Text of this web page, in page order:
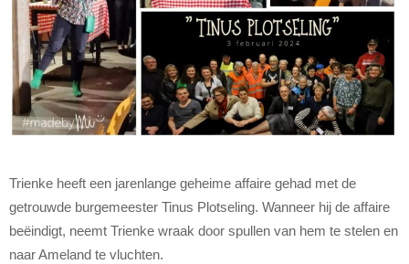
Trienke heeft een jarenlange geheime affaire gehad met de
getrouwde burgemeester Tinus Plotseling. Wanneer hij de affaire
beëindigt, neemt Trienke wraak door spullen van hem te stelen en
naar Ameland te vluchten.